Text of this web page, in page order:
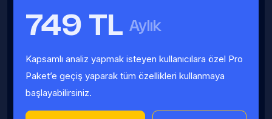
749 TL Aylık
Kapsamlı analiz yapmak isteyen kullanıcılara özel Pro
Paket’e geçiş yaparak tüm özellikleri kullanmaya
başlayabilirsiniz.